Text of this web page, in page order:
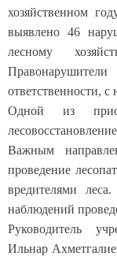
хозяйственном
выявлено 46
лесному
ответственности,
Одной из
Важным
проведение
вредителями
наблюдений
Руководитель
Ильнар